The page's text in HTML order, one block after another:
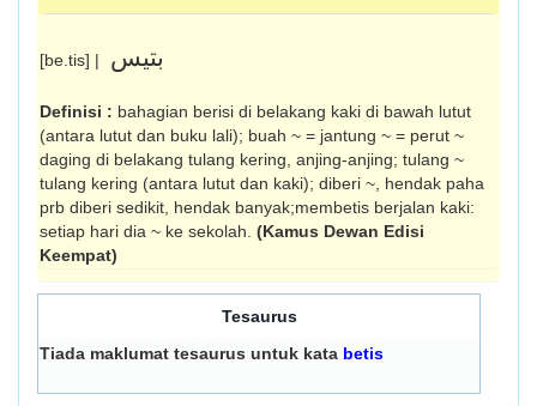
[be.tis] | بتيس
Definisi : bahagian berisi di belakang kaki di bawah lutut
(antara lutut dan buku lali); buah ~ = jantung ~ = perut ~
daging di belakang tulang kering, anjing-anjing; tulang ~
tulang kering (antara lutut dan kaki); diberi ~, hendak paha
prb diberi sedikit, hendak banyak;membetis berjalan kaki:
setiap hari dia ~ ke sekolah. (Kamus Dewan Edisi
Keempat)
Tesaurus
Tiada maklumat tesaurus untuk kata betis